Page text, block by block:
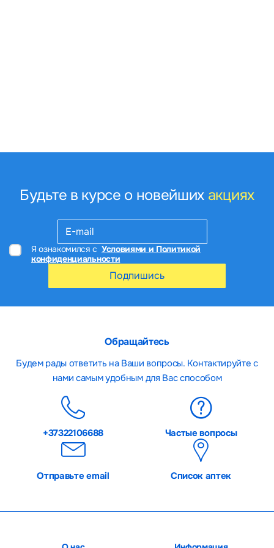
Будьте в курсе о новейших акциях
Я ознакомился с Условиями и Политикой
конфиденциальности
Подпишись
Обращайтесь
Будем рады ответить на Ваши вопросы. Контактируйте с
нами самым удобным для Вас способом
+37322106688 Частые вопросы
Отправьте email Список аптек